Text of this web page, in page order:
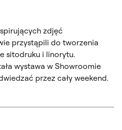
zdjęć
przystąpili do tworzenia
sitodruku i linorytu.
wystawa w Showroomie
przez cały weekend.